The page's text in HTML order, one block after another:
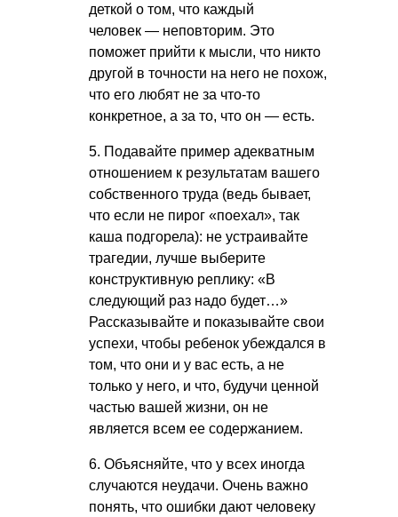
деткой о том, что каждый
человек — неповторим. Это
поможет прийти к мысли, что никто
другой в точности на него не похож,
что его любят не за что-то
конкретное, а за то, что он — есть.
5. Подавайте пример адекватным
отношением к результатам вашего
собственного труда (ведь бывает,
что если не пирог «поехал», так
каша подгорела): не устраивайте
трагедии, лучше выберите
конструктивную реплику: «В
следующий раз надо будет…»
Рассказывайте и показывайте свои
успехи, чтобы ребенок убеждался в
том, что они и у вас есть, а не
только у него, и что, будучи ценной
частью вашей жизни, он не
является всем ее содержанием.
6. Объясняйте, что у всех иногда
случаются неудачи. Очень важно
понять, что ошибки дают человеку